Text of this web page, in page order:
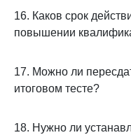
16. Каков срок
повышении
17. Можно ли
итоговом тесте?
18. Нужно ли